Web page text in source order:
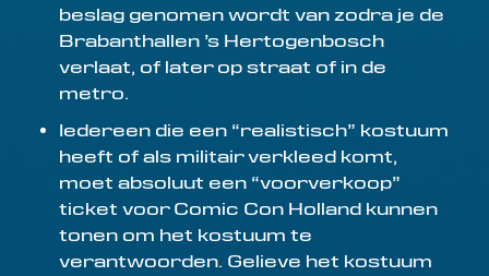
beslag genomen wordt van zodra je de
Brabanthallen ’s Hertogenbosch
verlaat, of later op straat of in de
metro.
Iedereen die een “realistisch” kostuum
heeft of als militair verkleed komt,
moet absoluut een “voorverkoop”
ticket voor Comic Con Holland kunnen
tonen om het kostuum te
verantwoorden. Gelieve het kostuum